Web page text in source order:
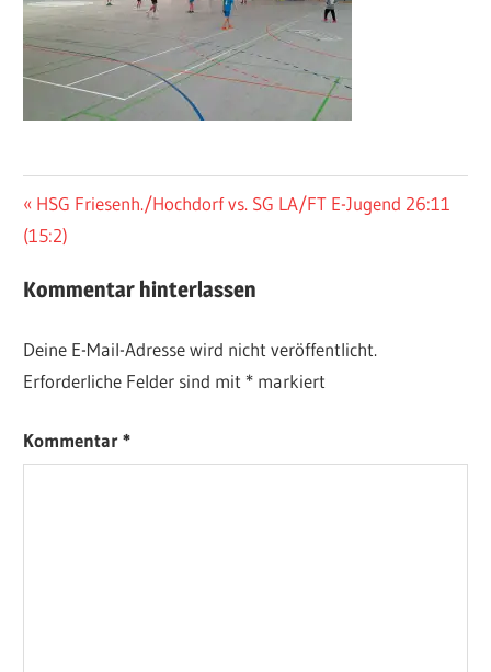
Beitragsnavigation
Vorheriger
Beitrag:
HSG Friesenh./Hochdorf vs. SG LA/FT E-Jugend 26:11
(15:2)
Kommentar hinterlassen
Deine E-Mail-Adresse wird nicht veröffentlicht.
Erforderliche Felder sind mit * markiert
Kommentar*